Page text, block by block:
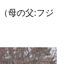
母の父:フジ